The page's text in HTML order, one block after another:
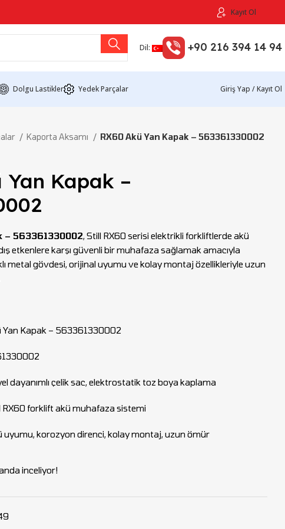
Kayıt Ol
Dil: +90 216 394 14 94
Dolgu Lastikler Yedek Parçalar Giriş Yap / Kayıt Ol
Kaporta Aksamı RX60 Akü Yan Kapak – 563361330002
Yan Kapak –
– 563361330002, Still RX60 serisi elektrikli forkliftlerde akü
etkenlere karşı güvenli bir muhafaza sağlamak amacıyla
metal gövdesi, orijinal uyumu ve kolay montaj özellikleriyle uzun
Yan Kapak – 563361330002
dayanımlı çelik sac, elektrostatik toz boya kaplama
RX60 forklift akü muhafaza sistemi
uyumu, korozyon direnci, kolay montaj, uzun ömür
inceliyor!